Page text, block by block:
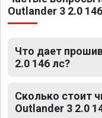
Outlander 3 2.0
Что дает
2.0 146 лс?
Сколько стоит
Outlander 3 2.0